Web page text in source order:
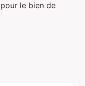
le bien de